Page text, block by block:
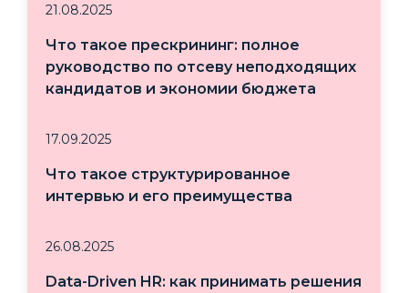
21.08.2025
Что такое прескрининг: полное
руководство по отсеву неподходящих
кандидатов и экономии бюджета
17.09.2025
Что такое структурированное
интервью и его преимущества
26.08.2025
Data-Driven HR: как принимать решения